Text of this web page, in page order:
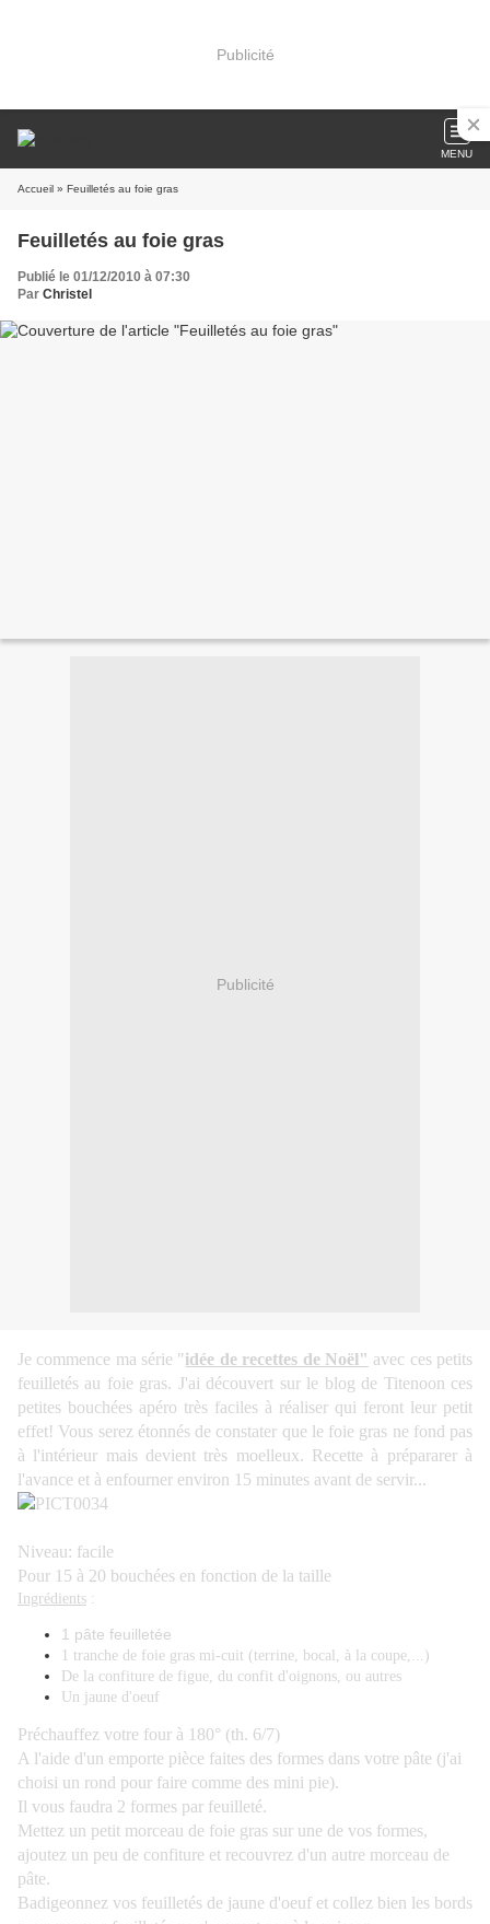
Publicité
MENU
Accueil » Feuilletés au foie gras
Feuilletés au foie gras
Publié le 01/12/2010 à 07:30
Par Christel
Publicité
Je commence ma série "idée de recettes de Noël" avec ces petits
feuilletés au foie gras. J'ai découvert sur le blog de Titenoon ces
petites bouchées apéro très faciles à réaliser qui feront leur petit
effet! Vous serez étonnés de constater que le foie gras ne fond pas
à l'intérieur mais devient très moelleux. Recette à prépararer à
l'avance et à enfourner environ 15 minutes avant de servir...
Niveau: facile
Pour 15 à 20 bouchées en fonction de la taille
Ingrédients :
1 pâte feuilletée
1 tranche de foie gras mi-cuit (terrine, bocal, à la coupe,...)
De la confiture de figue, du confit d'oignons, ou autres
Un jaune d'oeuf
Préchauffez votre four à 180° (th. 6/7)
A l'aide d'un emporte pièce faites des formes dans votre pâte (j'ai
choisi un rond pour faire comme des mini pie).
Il vous faudra 2 formes par feuilleté.
Mettez un petit morceau de foie gras sur une de vos formes,
ajoutez un peu de confiture et recouvrez d'un autre morceau de
pâte.
Badigeonnez vos feuilletés de jaune d'oeuf et collez bien les bords